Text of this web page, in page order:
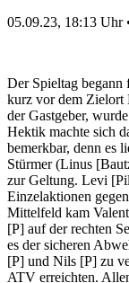
05.09.23, 18:13 Uhr
Der Spieltag begann
kurz vor dem Zielort
der Gastgeber,
Hektik machte sich
bemerkbar, denn es
Stürmer (Linus
zur Geltung. Levi
Einzelaktionen
Mittelfeld kam
[P] auf der rechten
es der sicheren
[P] und Nils [P] zu
ATV erreichten.